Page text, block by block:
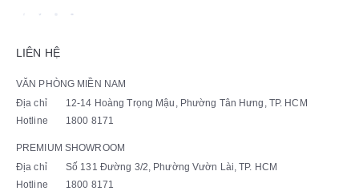
LIÊN HỆ
VĂN PHÒNG MIỀN NAM
Địa chỉ
12-14 Hoàng Trọng Mậu, Phường Tân Hưng, TP. HCM
Hotline
1800 8171
PREMIUM SHOWROOM
Địa chỉ
Số 131 Đường 3/2, Phường Vườn Lài, TP. HCM
Hotline
1800 8171